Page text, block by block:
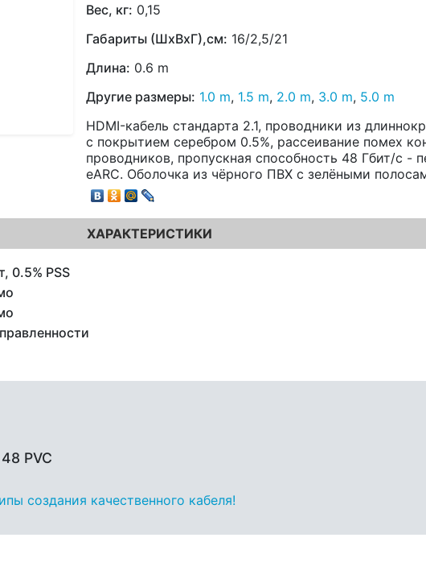
Вес, кг: 0,15
Габариты (ШхВхГ),см: 16/2,5/21
Длина: 0.6 m
Другие размеры: 1.0 m, 1.5 m, 2.0 m, 3.0 m, 5.0 m
HDMI-кабель стандарта 2.1, проводники из
с покрытием серебром 0.5%, рассеивание помех
проводников, пропускная способность 48 Гбит/с -
eARC. Оболочка из чёрного ПВХ с зелёными
ХАРАКТЕРИСТИКИ
0.5% PSS
PVC
создания качественного кабеля!